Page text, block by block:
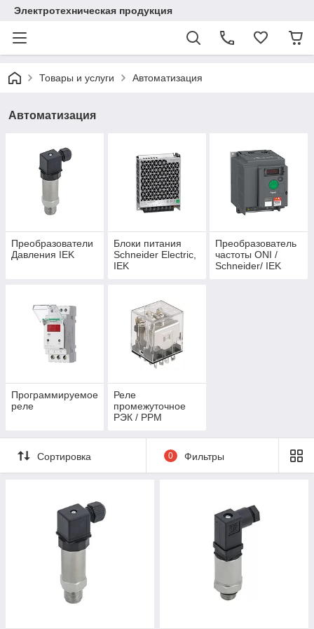
Электротехническая продукция
Товары и услуги Автоматизация
Автоматизация
Преобразователи
Давления IEK
Блоки питания
Schneider Electric,
IEK
Преобразователь
частоты ONI /
Schneider/ IEK
Программируемое
реле
Реле
промежуточное
РЭК / РРМ
Сортировка 0 Фильтры